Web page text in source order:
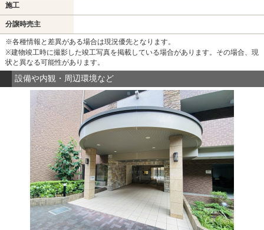
施工
分譲時売主
※各種情報と差異がある場合は現況優先となります。
※建物竣工時に撮影した竣工写真を掲載している場合があります。その場合、現
状と異なる可能性があります。
設備や内観・周辺環境など